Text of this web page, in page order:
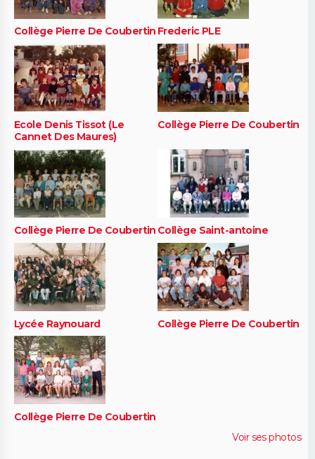
Collège Pierre De Coubertin Frederic PLE
Ecole Denis Tissot (Le
Cannet Des Maures)
Collège Pierre De Coubertin
Collège Pierre De Coubertin Collège Saint-antoine
Lycée Raynouard Collège Pierre De Coubertin
Collège Pierre De Coubertin
Voir ses photos